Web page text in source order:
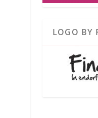
LOGO BY